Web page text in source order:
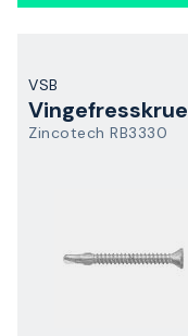
VSB
Vingefresskrue
Zincotech RB3330